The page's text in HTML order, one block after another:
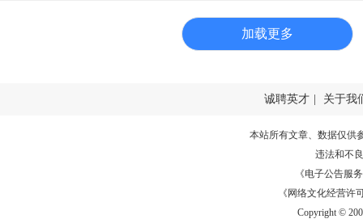
加载更多
诚聘英才 关于我
本站所有文章、数据仅供
违法和不
《电子公告服务
《网络文化经营许
Copyright ©